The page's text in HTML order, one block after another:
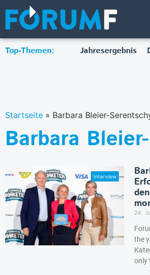
Top-Themen: Jahresergebnis
Startseite » Barbara Bleier-
Barbara
24.
the
only